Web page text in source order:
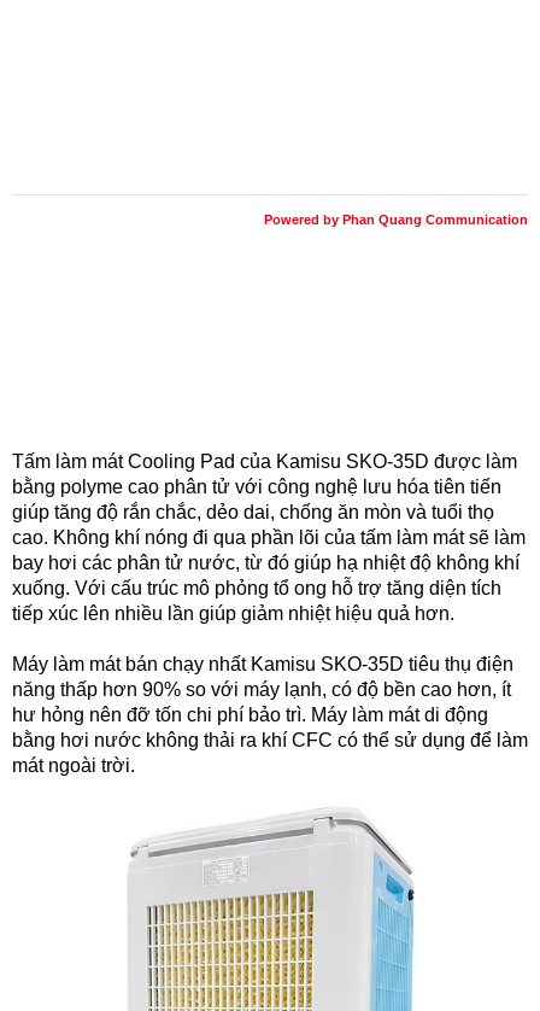
Powered by Phan Quang Communication
Tấm làm mát Cooling Pad của Kamisu SKO-35D được làm
bằng polyme cao phân tử với công nghệ lưu hóa tiên tiến
giúp tăng độ rắn chắc, dẻo dai, chống ăn mòn và tuổi thọ
cao. Không khí nóng đi qua phần lõi của tấm làm mát sẽ làm
bay hơi các phân tử nước, từ đó giúp hạ nhiệt độ không khí
xuống. Với cấu trúc mô phỏng tổ ong hỗ trợ tăng diện tích
tiếp xúc lên nhiều lần giúp giảm nhiệt hiệu quả hơn.
Máy làm mát bán chạy nhất Kamisu SKO-35D tiêu thụ điện
năng thấp hơn 90% so với máy lạnh, có độ bền cao hơn, ít
hư hỏng nên đỡ tốn chi phí bảo trì. Máy làm mát di động
bằng hơi nước không thải ra khí CFC có thể sử dụng để làm
mát ngoài trời.